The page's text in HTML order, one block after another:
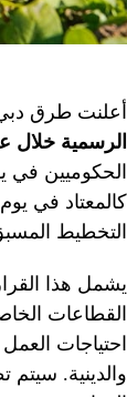
أعلنت طرق
الرسمية خلال
التخطيط
يشمل هذا
القطاعات
احتياجات
والدينية.